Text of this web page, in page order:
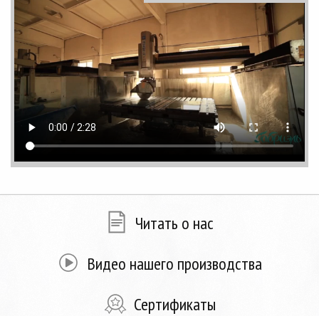
Читать о нас
Видео нашего производства
Сертификаты